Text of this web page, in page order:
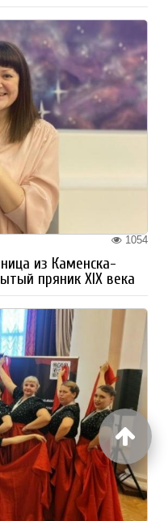
1054
из Каменска-
пряник XIX века